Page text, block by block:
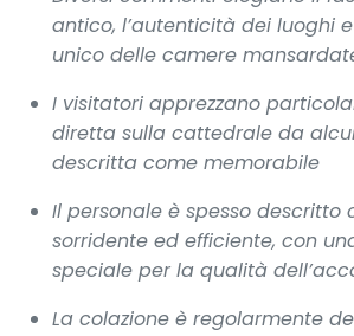
antico, l’autenticità dei luoghi
unico delle camere
I visitatori apprezzano
diretta sulla cattedrale da
descritta come memorabile
Il personale è spesso descritto
sorridente ed efficiente, con
speciale per la qualità
La colazione è regolarmente